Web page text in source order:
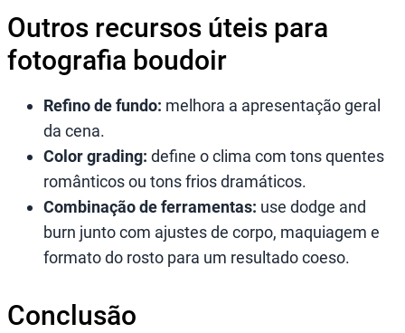
Outros recursos úteis para
fotografia boudoir
Refino de fundo: melhora a apresentação geral
da cena.
Color grading: define o clima com tons quentes
românticos ou tons frios dramáticos.
Combinação de ferramentas: use dodge and
burn junto com ajustes de corpo, maquiagem e
formato do rosto para um resultado coeso.
Conclusão